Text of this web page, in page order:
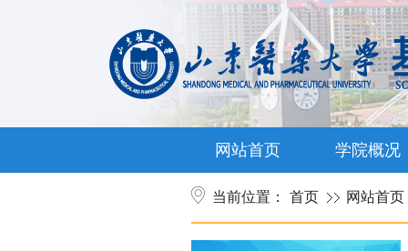
网站首页 学院概况
当前位置： 首页 网站首页